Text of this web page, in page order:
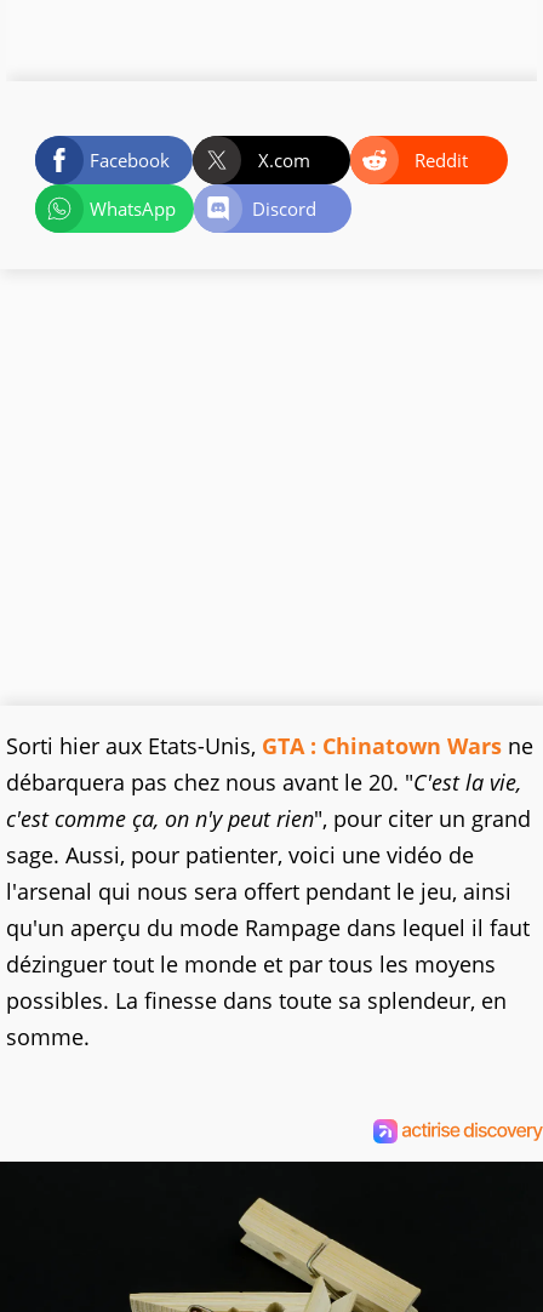
Facebook X.com
Reddit
WhatsApp
Discord
Sorti hier aux Etats-Unis, GTA : Chinatown Wars ne
débarquera pas chez nous avant le 20. "C'est la vie,
c'est comme ça, on n'y peut rien", pour citer un grand
sage. Aussi, pour patienter, voici une vidéo de
l'arsenal qui nous sera offert pendant le jeu, ainsi
qu'un aperçu du mode Rampage dans lequel il faut
dézinguer tout le monde et par tous les moyens
possibles. La finesse dans toute sa splendeur, en
somme.